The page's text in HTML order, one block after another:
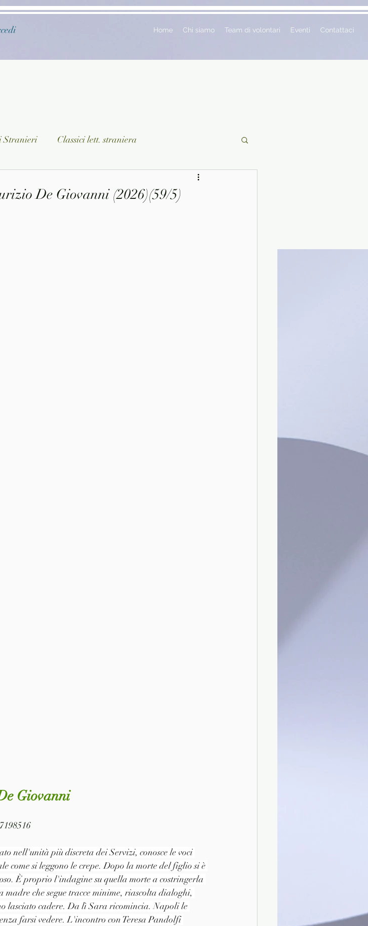
Home Chi siamo Team di volontari Eventi Contattaci
Stranieri Classici lett. straniera
De Giovanni (2026)(59/5)
Giovanni
nell'unità più discreta dei Servizi, conosce le voci
come si leggono le crepe. Dopo la morte del figlio si è
È proprio l'indagine su quella morte a costringerla
che segue tracce minime, riascolta dialoghi,
lasciato cadere. Da lì Sara ricomincia. Napoli le
farsi vedere. L'incontro con Teresa Pandolfi